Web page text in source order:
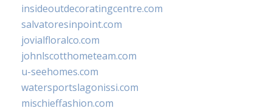
insideoutdecoratingcentre.com
salvatoresinpoint.com
jovialfloralco.com
johnlscotthometeam.com
u-seehomes.com
watersportslagonissi.com
mischieffashion.com